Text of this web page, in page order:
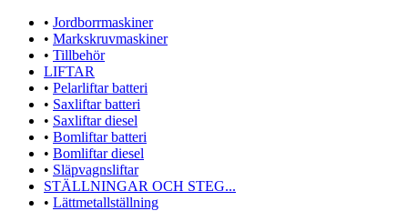
• Jordborrmaskiner
• Markskruvmaskiner
• Tillbehör
LIFTAR
• Pelarliftar batteri
• Saxliftar batteri
• Saxliftar diesel
• Bomliftar batteri
• Bomliftar diesel
• Släpvagnsliftar
STÄLLNINGAR OCH STEG...
• Lättmetallställning